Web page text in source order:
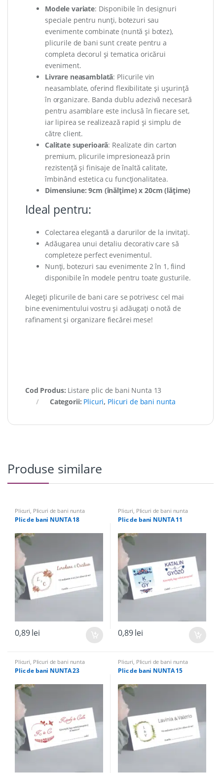
Modele variate: Disponibile în designuri
speciale pentru nunți, botezuri sau
evenimente combinate (nuntă și botez),
plicurile de bani sunt create pentru a
completa decorul și tematica oricărui
eveniment.
Livrare neasamblată: Plicurile vin
neasamblate, oferind flexibilitate și ușurință
în organizare. Banda dublu adezivă necesară
pentru asamblare este inclusă în fiecare set,
iar lipirea se realizează rapid și simplu de
către client.
Calitate superioară: Realizate din carton
premium, plicurile impresionează prin
rezistență și finisaje de înaltă calitate,
îmbinând estetica cu funcționalitatea.
Dimensiune: 9cm (înălțime) x 20cm (lățime)
Ideal pentru:
Colectarea elegantă a darurilor de la invitați.
Adăugarea unui detaliu decorativ care să
completeze perfect evenimentul.
Nunți, botezuri sau evenimente 2 în 1, fiind
disponibile în modele pentru toate gusturile.
Alegeți plicurile de bani care se potrivesc cel mai
bine evenimentului vostru și adăugați o notă de
rafinament și organizare fiecărei mese!
Cod Produs: Listare plic de bani Nunta 13
Categorii: Plicuri, Plicuri de bani nunta
Produse similare
Plicuri Plicuri de bani nunta
Plic de bani NUNTA 18
0,89lei
Plicuri Plicuri de bani nunta
Plic de bani NUNTA 11
0,89lei
Plicuri, Plicuri de bani nunta
Plic de bani NUNTA 23
Plicuri, Plicuri de bani nunta
Plic de bani NUNTA 15